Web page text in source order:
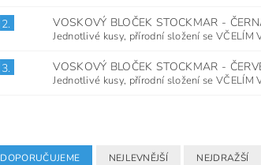
2. VOSKOVÝ BLOČEK STOCKMAR -
Jednotlivé kusy, přírodní složení se VČELÍM
3. VOSKOVÝ BLOČEK STOCKMAR -
Jednotlivé kusy, přírodní složení se VČELÍM
DOPORUČUJEME NEJLEVNĚJŠÍ NEJDRAŽŠÍ